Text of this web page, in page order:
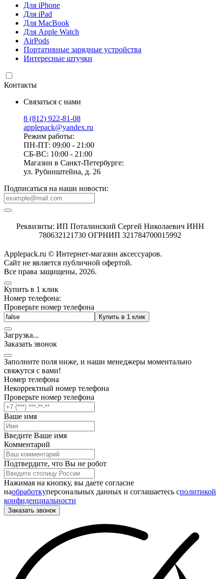
Для iPhone
Для iPad
Для MacBook
Для Apple Watch
AirPods
Портативные зарядные устройства
Интересные штучки
Контакты
Связаться с нами
8 (812) 922-81-08
applepack@yandex.ru
Режим работы:
ПН-ПТ: 09:00 - 21:00
СБ-ВС: 10:00 - 21:00
Магазин в Санкт-Петербурге:
ул. Рубинштейна, д. 26
Подписаться на наши новости:
Реквизиты: ИП Поталинский Сергей Николаевич ИНН
780632121730 ОГРНИП 321784700015992
Applepack.ru © Интернет-магазин аксессуаров.
Cайт не является публичной офертой.
Все права защищены, 2026.
Купить в 1 клик
Номер телефона:
Проверьте номер телефона
Купить в 1 клик
Загрузка...
Заказать звонок
Заполните поля ниже, и наши менеджеры моментально
свяжутся с вами!
Номер телефона
Некорректный номер телефона
Проверьте номер телефона
Ваше имя
Введите Ваше имя
Комментарий
Подтвердите, что Вы не робот
Нажимая на кнопку, вы даете согласие
наобработкуперсональных данных и соглашаетесь cполитикой
конфиденциальности
Заказать звонок